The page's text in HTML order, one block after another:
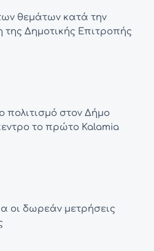
θεμάτων κατά την
της Δημοτικής Επιτροπής
πολιτισμό στον Δήμο
το πρώτο Kalamia
οι δωρεάν μετρήσεις